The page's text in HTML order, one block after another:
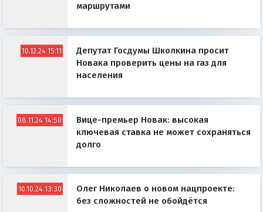
маршрутами
10.12.24 15:11
Депутат Госдумы Школкина просит
Новака проверить цены на газ для
населения
08.11.24 14:50
Вице-премьер Новак: высокая
ключевая ставка не может сохраняться
долго
10.10.24 13:30
Олег Николаев о новом нацпроекте:
без сложностей не обойдётся